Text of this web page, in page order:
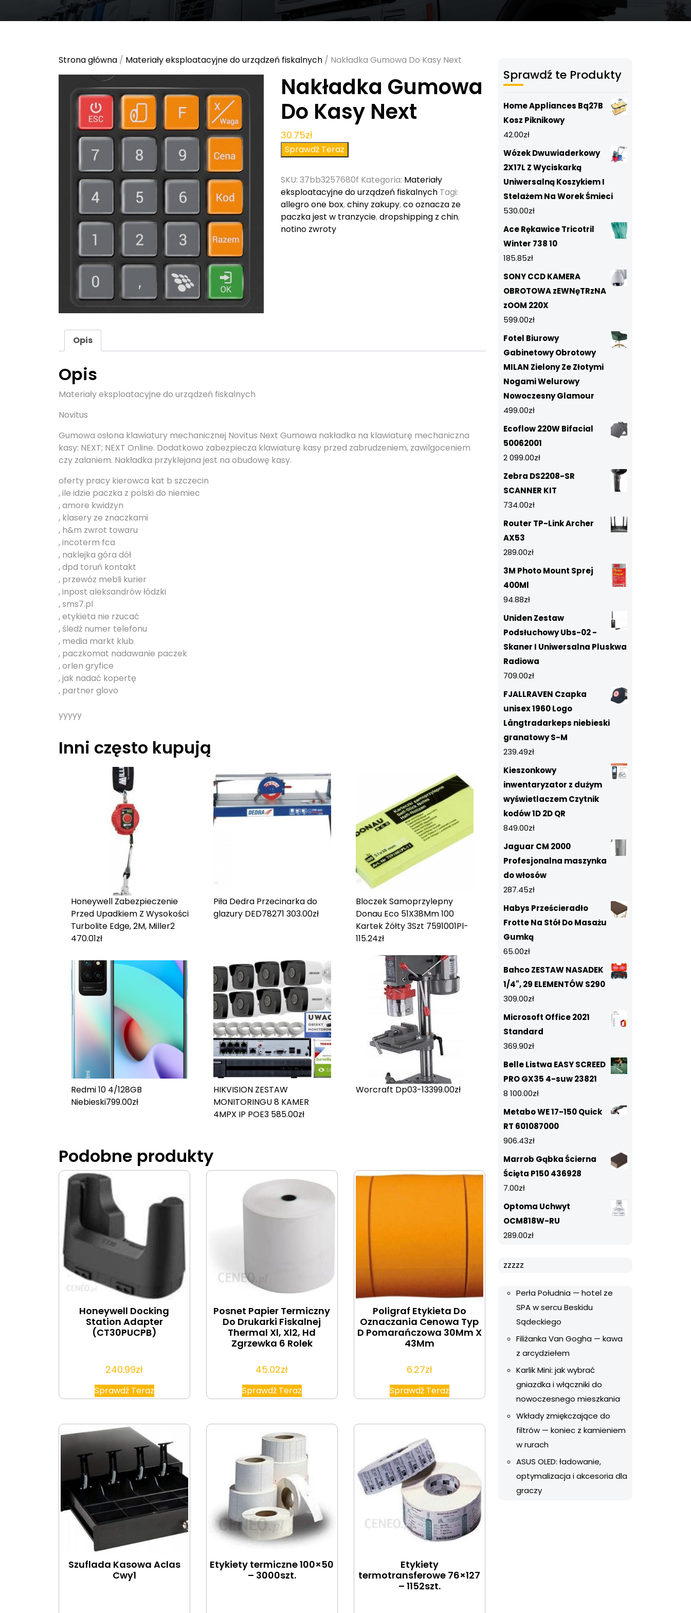
Strona główna / Materiały eksploatacyjne do urządzeń fiskalnych / Nakładka Gumowa Do Kasy Next
Nakładka Gumowa
Do Kasy Next
30.75zł
Sprawdź Teraz
SKU:37bb3257680f Kategoria: Materiały
eksploatacyjne do urządzeń fiskalnych Tagi:
allegro one box,chiny zakupy,co oznacza ze
paczka jest w tranzycie,dropshipping z chin,
notino zwroty
Opis
Opis
Materiały eksploatacyjne do urządzeń fiskalnych
Novitus
Gumowa osłona klawiatury mechanicznej Novitus Next Gumowa nakładka na klawiaturę mechaniczna
kasy: NEXT; NEXT Online. Dodatkowo zabezpiecza klawiaturę kasy przed zabrudzeniem, zawilgoceniem
czy zalaniem. Nakładka przyklejana jest na obudowę kasy.
oferty pracy kierowca kat b szczecin
, ile idzie paczka z polski do niemiec
, amore kwidzyn
, klasery ze znaczkami
, h&m zwrot towaru
, incoterm fca
, naklejka góra dół
, dpd toruń kontakt
, przewóz mebli kurier
, inpost aleksandrów łódzki
, sms7.pl
, etykieta nie rzucać
, śledź numer telefonu
, media markt klub
, paczkomat nadawanie paczek
, orlen gryfice
, jak nadać kopertę
, partner glovo
yyyyy
Inni często kupują
Honeywell Zabezpieczenie
Przed Upadkiem Z Wysokości
Turbolite Edge, 2M, Miller2
470.01zł
Piła Dedra Przecinarka do
glazury DED78271 303.00zł
Bloczek Samoprzylepny
Donau Eco 51X38Mm 100
Kartek Żółty 3Szt 7591001Pl-
115.24zł
Redmi 10 4/128GB
Niebieski799.00zł
HIKVISION ZESTAW
MONITORINGU 8 KAMER
4MPX IP POE3 585.00zł
Worcraft Dp03-13399.00zł
Podobne produkty
Honeywell Docking
Station Adapter
(CT30PUCPB)
240.99zł
Sprawdź Teraz
Posnet Papier Termiczny
Do Drukarki Fiskalnej
Thermal Xl, Xl2, Hd
Zgrzewka 6 Rolek
45.02zł
Sprawdź Teraz
Poligraf Etykieta Do
Oznaczania Cenowa Typ
D Pomarańczowa 30Mm X
43Mm
6.27zł
Sprawdź Teraz
Szuflada Kasowa Aclas
Cwy1
Etykiety termiczne 100×50
– 3000szt.
Etykiety
termotransferowe 76×127
– 1152szt.
Sprawdź te Produkty
Home Appliances Bq27B
Kosz Piknikowy
42.00zł
Wózek Dwuwiaderkowy
2X17L Z Wyciskarką
Uniwersalną Koszykiem I
Stelażem Na Worek Śmieci
530.00zł
Ace Rękawice Tricotril
Winter 738 10
185.85zł
SONY CCD KAMERA
OBROTOWA zEWNęTRzNA
zOOM 220X
599.00zł
Fotel Biurowy
Gabinetowy Obrotowy
MILAN Zielony Ze Złotymi
Nogami Welurowy
Nowoczesny Glamour
499.00zł
Ecoflow 220W Bifacial
50062001
2 099.00zł
Zebra DS2208-SR
SCANNER KIT
734.00zł
Router TP-Link Archer
AX53
289.00zł
3M Photo Mount Sprej
400Ml
94.88zł
Uniden Zestaw
Podsłuchowy Ubs-02 -
Skaner I Uniwersalna Pluskwa
Radiowa
709.00zł
FJALLRAVEN Czapka
unisex 1960 Logo
Långtradarkeps niebieski
granatowy S-M
239.49zł
Kieszonkowy
inwentaryzator z dużym
wyświetlaczem Czytnik
kodów 1D 2D QR
849.00zł
Jaguar CM 2000
Profesjonalna maszynka
do włosów
287.45zł
Habys Prześcieradło
Frotte Na Stół Do Masażu
Gumką
65.00zł
Bahco ZESTAW NASADEK
1/4", 29 ELEMENTÓW S290
309.00zł
Microsoft Office 2021
Standard
369.90zł
Belle Listwa EASY SCREED
PRO GX35 4-suw 23821
8 100.00zł
Metabo WE 17-150 Quick
RT 601087000
906.43zł
Marrob Gąbka Ścierna
Ścięta P150 436928
7.00zł
Optoma Uchwyt
OCM818W-RU
289.00zł
zzzzz
Perła Południa — hotel ze
SPA w sercu Beskidu
Sądeckiego
Filiżanka Van Gogha — kawa
z arcydziełem
Karlik Mini: jak wybrać
gniazdka i włączniki do
nowoczesnego mieszkania
Wkłady zmiękczające do
filtrów — koniec z kamieniem
w rurach
ASUS OLED: ładowanie,
optymalizacja i akcesoria dla
graczy